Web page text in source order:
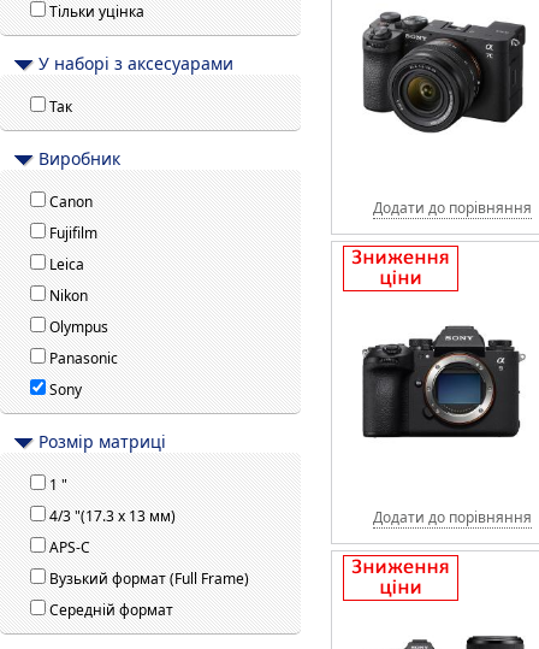
Тільки уцінка
У наборі з аксесуарами
Так
Виробник
Canon
Fujifilm
Leica
Nikon
Olympus
Panasonic
Sony
Розмір матриці
1 "
4/3 "(17.3 x 13 мм)
APS-C
Вузький формат (Full Frame)
Середній формат
Додати до порівняння
Додати до порівняння